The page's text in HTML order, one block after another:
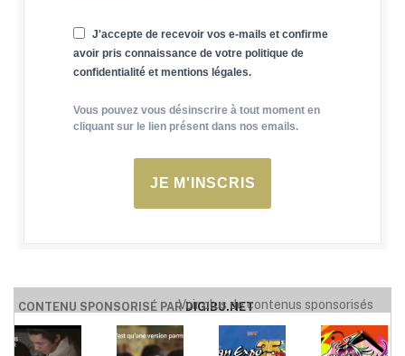
J'accepte de recevoir vos e-mails et confirme
avoir pris connaissance de votre politique de
confidentialité et mentions légales.
Vous pouvez vous désinscrire à tout moment en
cliquant sur le lien présent dans nos emails.
JE M'INSCRIS
CONTENU SPONSORISÉ PARDIGIBU.NET
Voir plus de contenus sponsorisés